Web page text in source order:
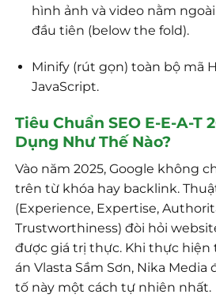
hình ảnh và video nằm
đầu tiên (below the fold).
Minify (rút gọn) toàn bộ mã
JavaScript.
Tiêu Chuẩn SEO E-E-A-T
Dụng Như Thế Nào?
Vào năm 2025, Google không
trên từ khóa hay backlink.
(Experience, Expertise,
Trustworthiness) đòi hỏi
được giá trị thực. Khi thực
án Vlasta Sầm Sơn, Nika Media
tố này một cách tự nhiên nhất.